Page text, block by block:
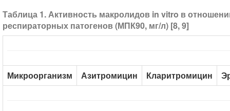
Таблица 1. Активность макролидов in vitro в
респираторных патогенов (МПК90, мг/л) [8, 9]
Микроорганизм Азитромицин Кларитромицин